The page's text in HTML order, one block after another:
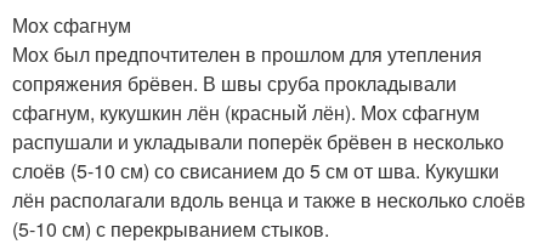
Мох сфагнум
Мох был предпочтителен в прошлом для утепления
сопряжения брёвен. В швы сруба прокладывали
сфагнум, кукушкин лён (красный лён). Мох сфагнум
распушали и укладывали поперёк брёвен в несколько
слоёв (5-10 см) со свисанием до 5 см от шва. Кукушки
лён располагали вдоль венца и также в несколько слоёв
(5-10 см) с перекрыванием стыков.